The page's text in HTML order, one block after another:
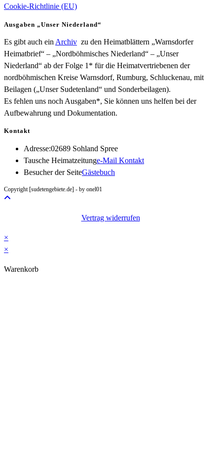
Cookie-Richtlinie (EU)
Ausgaben „Unser Niederland“
Es gibt auch ein Archiv zu den Heimatblättern „Warnsdorfer
Heimatbrief“ – „Nordböhmisches Niederland“ – „Unser
Niederland“ ab der Folge 1* für die Heimatvertriebenen der
nordböhmischen Kreise Warnsdorf, Rumburg, Schluckenau, mit
Beilagen („Unser Sudetenland“ und Sonderbeilagen).
Es fehlen uns noch Ausgaben*, Sie können uns helfen bei der
Aufbewahrung und Dokumentation.
Kontakt
Adresse:02689 Sohland Spree
Tausche Heimatzeitunge-Mail KontaktOpens
Besucher der SeiteGästebuch
Copyright [sudetengebiete.de] - by onel01
Vertrag widerrufen
×
×
Warenkorb